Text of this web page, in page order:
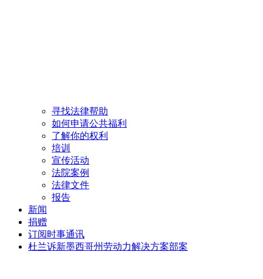
寻找法律帮助
如何申请公共福利
了解你的权利
培训
宣传活动
法院案例
法律文件
报告
新闻
捐赠
订阅时事通讯
杜兰诉新墨西哥州劳动力解决方案部案